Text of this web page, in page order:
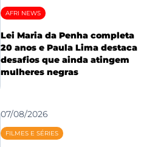
AFRI NEWS
Lei Maria da Penha completa
20 anos e Paula Lima destaca
desafios que ainda atingem
mulheres negras
07/08/2026
FILMES E SÉRIES